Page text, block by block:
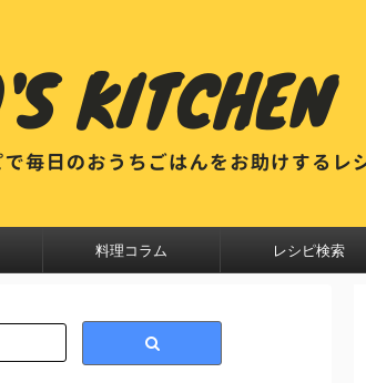
料理コラム レシピ検索